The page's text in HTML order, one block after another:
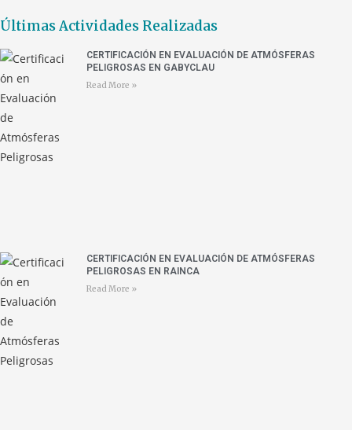
Últimas Actividades Realizadas
CERTIFICACIÓN EN EVALUACIÓN DE ATMÓSFERAS
PELIGROSAS EN GABYCLAU
Read More »
CERTIFICACIÓN EN EVALUACIÓN DE ATMÓSFERAS
PELIGROSAS EN RAINCA
Read More »